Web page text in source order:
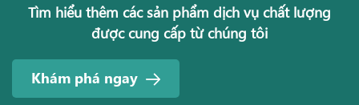
Tìm hiểu thêm các sản phẩm dịch vụ chất lượng
được cung cấp từ chúng tôi
Khám phá ngay